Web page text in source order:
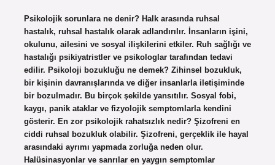
Psikolojik sorunlara ne denir? Halk arasında ruhsal
hastalık, ruhsal hastalık olarak adlandırılır. İnsanların işini,
okulunu, ailesini ve sosyal ilişkilerini etkiler. Ruh sağlığı ve
hastalığı psikiyatristler ve psikologlar tarafından tedavi
edilir. Psikoloji bozukluğu ne demek? Zihinsel bozukluk,
bir kişinin davranışlarında ve diğer insanlarla iletişiminde
bir bozulmadır. Bu birçok şekilde yansıtılır. Sosyal fobi,
kaygı, panik ataklar ve fizyolojik semptomlarla kendini
gösterir. En zor psikolojik rahatsızlık nedir? Şizofreni en
ciddi ruhsal bozukluk olabilir. Şizofreni, gerçeklik ile hayal
arasındaki ayrımı yapmada zorluğa neden olur.
Halüsinasyonlar ve sanrılar en yaygın semptomlar